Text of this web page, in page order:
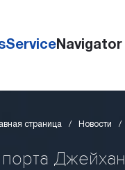
Navigator
страница Новости